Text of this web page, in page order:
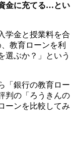
金に充てる…とい
学金と授業料を合
教育ローンを利
選ぶか？」という
「銀行の教育ロー
判の「ろうきんの
ーンを比較してみ